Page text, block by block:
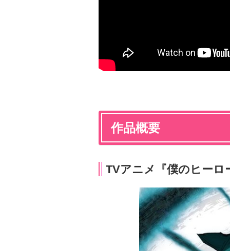
作品概要
TVアニメ『僕のヒーロ